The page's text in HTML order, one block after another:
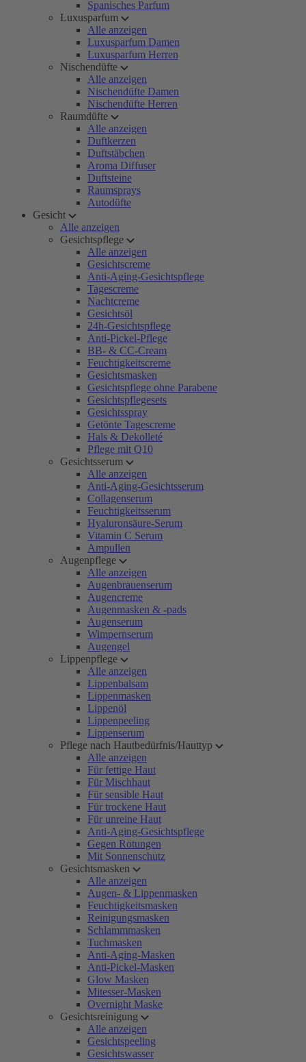
Spanisches Parfum
Luxusparfum
Alle anzeigen
Luxusparfum Damen
Luxusparfum Herren
Nischendüfte
Alle anzeigen
Nischendüfte Damen
Nischendüfte Herren
Raumdüfte
Alle anzeigen
Duftkerzen
Duftstäbchen
Aroma Diffuser
Duftsteine
Raumsprays
Autodüfte
Gesicht
Alle anzeigen
Gesichtspflege
Alle anzeigen
Gesichtscreme
Anti-Aging-Gesichtspflege
Tagescreme
Nachtcreme
Gesichtsöl
24h-Gesichtspflege
Anti-Pickel-Pflege
BB- & CC-Cream
Feuchtigkeitscreme
Gesichtsmasken
Gesichtspflege ohne Parabene
Gesichtspflegesets
Gesichtsspray
Getönte Tagescreme
Hals & Dekolleté
Pflege mit Q10
Gesichtsserum
Alle anzeigen
Anti-Aging-Gesichtsserum
Collagenserum
Feuchtigkeitsserum
Hyaluronsäure-Serum
Vitamin C Serum
Ampullen
Augenpflege
Alle anzeigen
Augenbrauenserum
Augencreme
Augenmasken & -pads
Augenserum
Wimpernserum
Augengel
Lippenpflege
Alle anzeigen
Lippenbalsam
Lippenmasken
Lippenöl
Lippenpeeling
Lippenserum
Pflege nach Hautbedürfnis/Hauttyp
Alle anzeigen
Für fettige Haut
Für Mischhaut
Für sensible Haut
Für trockene Haut
Für unreine Haut
Anti-Aging-Gesichtspflege
Gegen Rötungen
Mit Sonnenschutz
Gesichtsmasken
Alle anzeigen
Augen- & Lippenmasken
Feuchtigkeitsmasken
Reinigungsmasken
Schlammmasken
Tuchmasken
Anti-Aging-Masken
Anti-Pickel-Masken
Glow Masken
Mitesser-Masken
Overnight Maske
Gesichtsreinigung
Alle anzeigen
Gesichtspeeling
Gesichtswasser